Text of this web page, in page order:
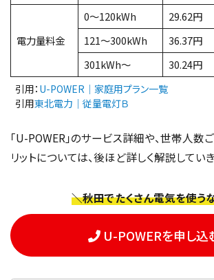
電力量料金
0～120kWh 29.62円
121～300kWh
36.37円
301kWh～
30.24円
引用： U-POWER｜家庭用プラン一覧
引用東北電力｜従量電灯Ｂ
「U-POWER」のサービス詳細や、世帯人数ご
リットについては、後ほど詳しく解説していき
＼秋田でたくさん電気を使う
U-POWERを申し込